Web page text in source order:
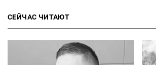
СЕЙЧАС ЧИТАЮТ